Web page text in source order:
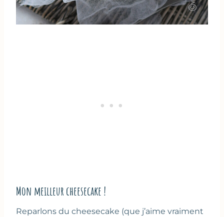
Mon meilleur cheesecake !
Reparlons du cheesecake (que j’aime vraiment